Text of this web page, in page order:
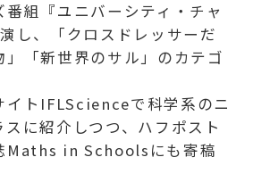
組『ユニバーシティ・チャ
し、「クロスドレッサーだ
」「新世界のサル」のカテゴ
イトIFLScienceで科学系のニ
に紹介しつつ、ハフポスト
Maths in Schoolsにも寄稿